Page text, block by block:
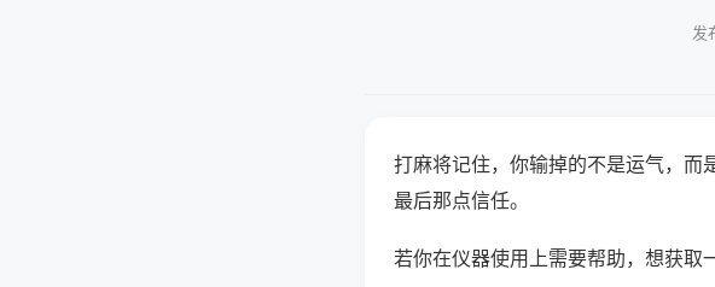
发
打麻将记住，你输掉的不是运气，而
最后那点信任。
若你在仪器使用上需要帮助，想获取